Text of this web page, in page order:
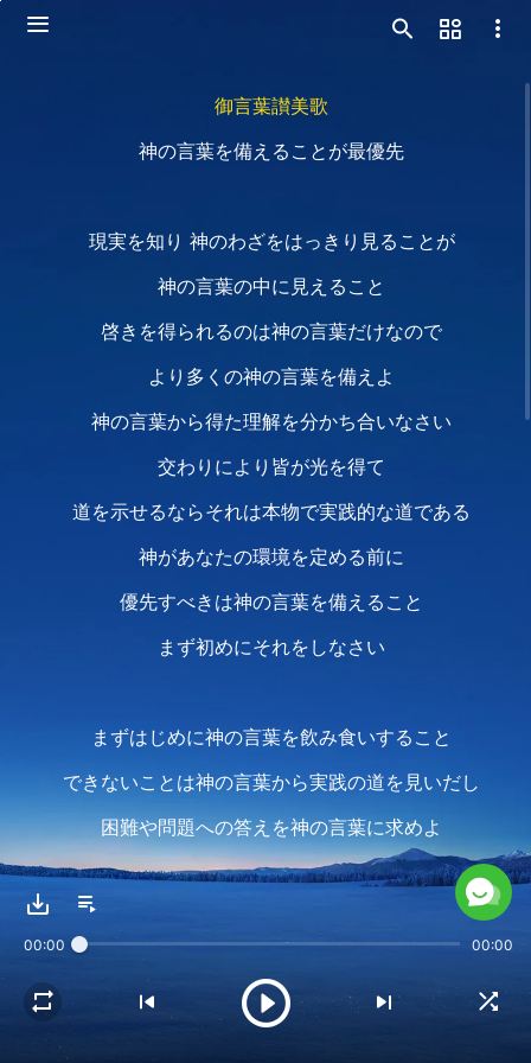
御言葉讃美歌
神の言葉を備えることが最優先
現実を知り 神のわざをはっきり見ることが
神の言葉の中に見えること
啓きを得られるのは神の言葉だけなので
より多くの神の言葉を備えよ
神の言葉から得た理解を分かち合いなさい
交わりにより皆が光を得て
道を示せるならそれは本物で実践的な道である
神があなたの環境を定める前に
優先すべきは神の言葉を備えること
まず初めにそれをしなさい
まずはじめに神の言葉を飲み食いすること
できないことは神の言葉から実践の道を見いだし
困難や問題への答えを神の言葉に求めよ
神の言葉をあなたの糧の源としなさい
神があなたの環境を定める前に
00:00 00:00